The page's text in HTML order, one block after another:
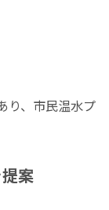
り、市民温水プ
案